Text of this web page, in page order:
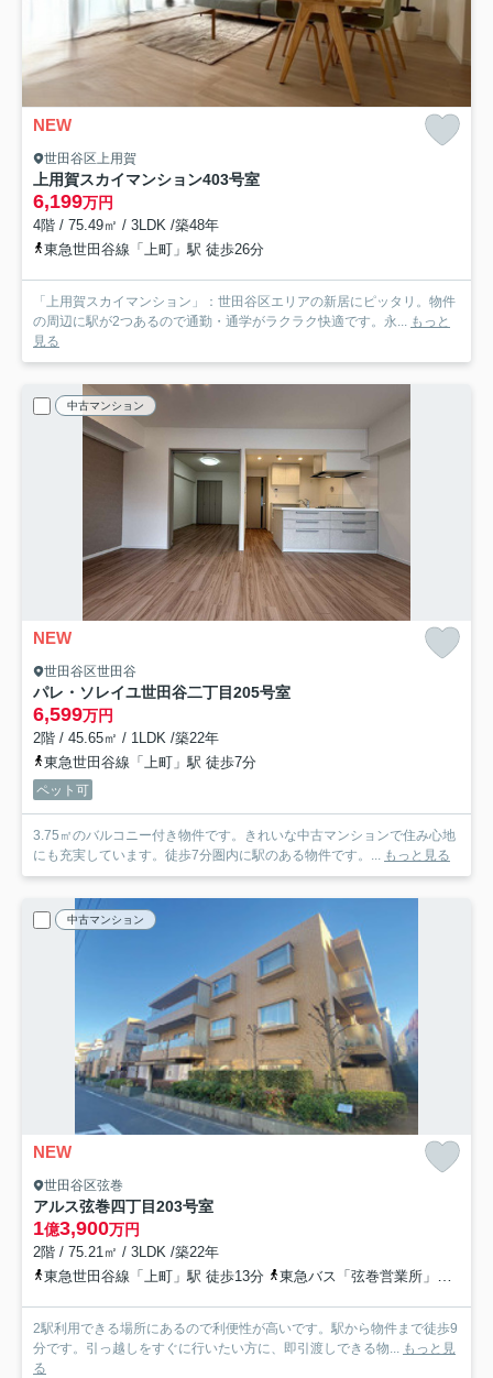
NEW
世田谷区上用賀
上用賀スカイマンション403号室
6,199万円
4階 / 75.49㎡ / 3LDK /築48年
東急世田谷線「上町」駅 徒歩26分
「上用賀スカイマンション」：世田谷区エリアの新居にピッタリ。物件
の周辺に駅が2つあるので通勤・通学がラクラク快適です。永... もっと
見る
中古マンション
NEW
世田谷区世田谷
パレ・ソレイユ世田谷二丁目205号室
6,599万円
2階 / 45.65㎡ / 1LDK /築22年
東急世田谷線「上町」駅 徒歩7分
ペット可
3.75㎡のバルコニー付き物件です。きれいな中古マンションで住み心地
にも充実しています。徒歩7分圏内に駅のある物件です。... もっと見る
中古マンション
NEW
世田谷区弦巻
アルス弦巻四丁目203号室
1億3,900万円
2階 / 75.21㎡ / 3LDK /築22年
東急世田谷線「上町」駅 徒歩13分
東急バス「弦巻営業所」バス停下車 徒歩4分
2駅利用できる場所にあるので利便性が高いです。駅から物件まで徒歩9
分です。引っ越しをすぐに行いたい方に、即引渡しできる物... もっと見
る